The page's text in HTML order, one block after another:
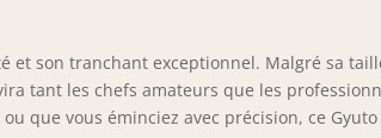
et son tranchant exceptionnel. Malgré sa
tant les chefs amateurs que les
que vous éminciez avec précision, ce Gyuto